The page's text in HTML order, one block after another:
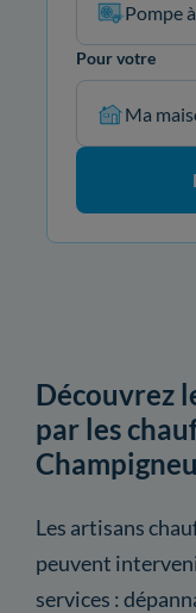
Pompe
Pour votre
Ma
Découvrez
par les
Les artisans
peuvent
services :